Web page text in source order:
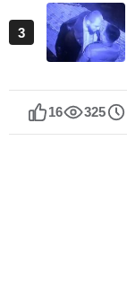
3
16 325